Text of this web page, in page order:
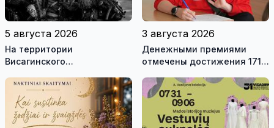
5 августа 2026
На территории
Висагинского
международные
антитеррористические
учения «Baltic Shadow»
3 августа 2026
Денежными премиями
отмечены достижения 171
трех педагогов